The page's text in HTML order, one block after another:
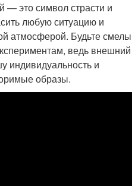
— это символ страсти и
любую ситуацию и
атмосферой. Будьте смелы
ведь внешний
индивидуальность и
образы.